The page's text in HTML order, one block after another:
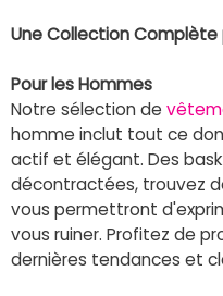
Une Collection Complète
Pour les Hommes
Notre sélection de
homme inclut tout ce
actif et élégant. Des
décontractées, trouvez
vous permettront
vous ruiner. Profitez de
dernières tendances et